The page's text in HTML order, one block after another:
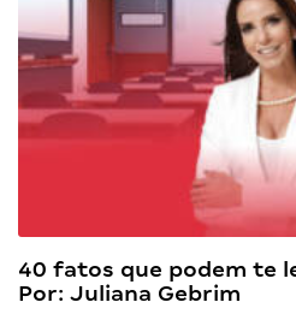
40 fatos que podem te
Por: Juliana Gebrim